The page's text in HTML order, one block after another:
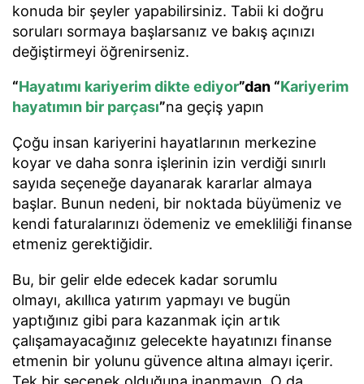
konuda bir şeyler yapabilirsiniz. Tabii ki doğru
soruları sormaya başlarsanız ve bakış açınızı
değiştirmeyi öğrenirseniz.
“Hayatımı kariyerim dikte ediyor”dan “Kariyerim
hayatımın bir parçası”na geçiş yapın
Çoğu insan kariyerini hayatlarının merkezine
koyar ve daha sonra işlerinin izin verdiği sınırlı
sayıda seçeneğe dayanarak kararlar almaya
başlar. Bunun nedeni, bir noktada büyümeniz ve
kendi faturalarınızı ödemeniz ve emekliliği finanse
etmeniz gerektiğidir.
Bu, bir gelir elde edecek kadar sorumlu
olmayı, akıllıca yatırım yapmayı ve bugün
yaptığınız gibi para kazanmak için artık
çalışamayacağınız gelecekte hayatınızı finanse
etmenin bir yolunu güvence altına almayı içerir.